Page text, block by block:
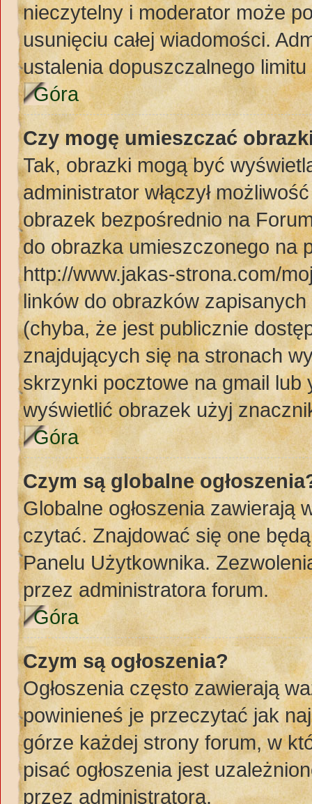
nieczytelny i moderator może
usunięciu całej wiadomości.
ustalenia dopuszczalnego
Góra
Czy mogę umieszczać
Tak, obrazki mogą być
administrator włączył
obrazek bezpośrednio na
do obrazka umieszczonego na
http://www.jakas-strona.com/
linków do obrazków
(chyba, że jest publicznie
znajdujących się na stronach
skrzynki pocztowe na gmail lub
wyświetlić obrazek użyj
Góra
Czym są globalne
Globalne ogłoszenia zawierają
czytać. Znajdować się one
Panelu Użytkownika.
przez administratora forum.
Góra
Czym są ogłoszenia?
Ogłoszenia często zawierają
powinieneś je przeczytać jak
górze każdej strony forum, w
pisać ogłoszenia jest
przez administratora.